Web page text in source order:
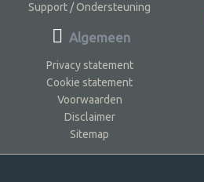
Support / Ondersteuning
Algemeen
Privacy statement
Cookie statement
Voorwaarden
Disclaimer
Sitemap